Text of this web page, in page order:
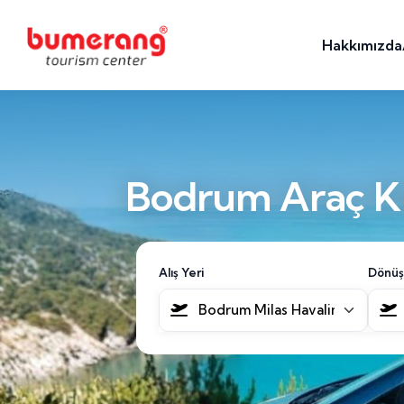
Hakkımızda
Bodrum Araç
Alış Yeri
Bodrum Milas Havalimanı [BJV]